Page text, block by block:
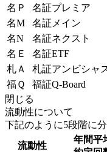
名Ｐ
名証プレミア
名M
名証メイン
名N
名証ネクスト
名Ｅ
名証ETF
札Ａ
札証アンビシャ
福Ｑ
福証Q-Board
閉じる
流動性について
下記のように5段階に
流動性
年間平